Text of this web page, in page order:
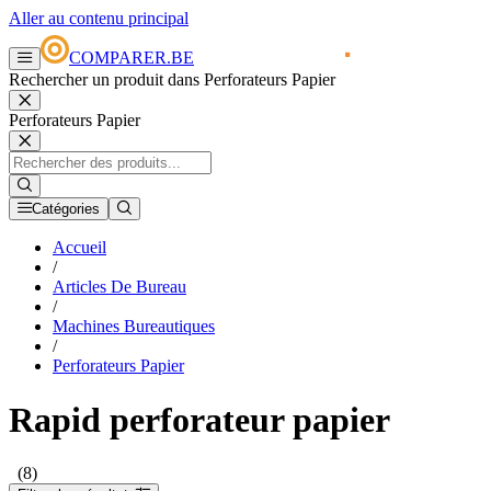
Aller au contenu principal
COMPARER.BE
Rechercher un produit dans Perforateurs Papier
Perforateurs Papier
Catégories
Accueil
/
Articles De Bureau
/
Machines Bureautiques
/
Perforateurs Papier
Rapid perforateur papier
(8)